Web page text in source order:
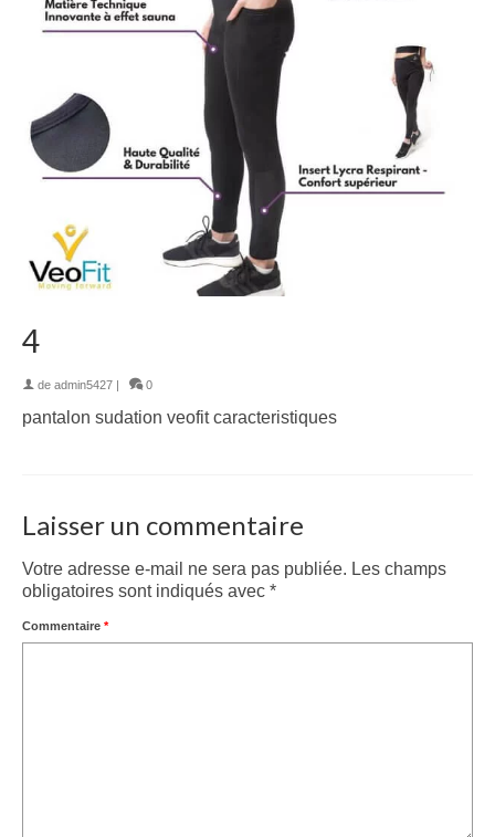
4
de admin5427 | 0
pantalon sudation veofit caracteristiques
Laisser un commentaire
Votre adresse e-mail ne sera pas publiée. Les champs
obligatoires sont indiqués avec *
Commentaire *